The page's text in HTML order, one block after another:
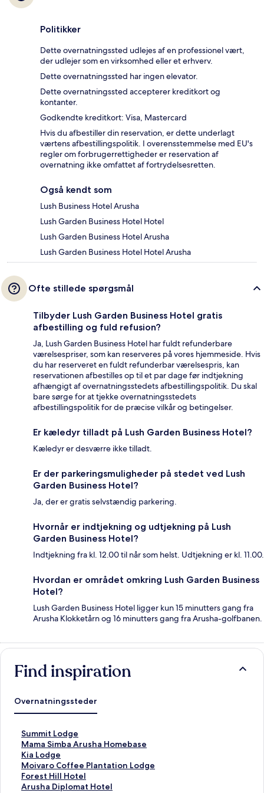
Politikker
Dette overnatningssted udlejes af en professionel vært,
der udlejer som en virksomhed eller et erhverv.
Dette overnatningssted har ingen elevator.
Dette overnatningssted accepterer kreditkort og
kontanter.
Godkendte kreditkort: Visa, Mastercard
Hvis du afbestiller din reservation, er dette underlagt
værtens afbestillingspolitik. I overensstemmelse med EU's
regler om forbrugerrettigheder er reservation af
overnatning ikke omfattet af fortrydelsesretten.
Også kendt som
Lush Business Hotel Arusha
Lush Garden Business Hotel Hotel
Lush Garden Business Hotel Arusha
Lush Garden Business Hotel Hotel Arusha
Ofte stillede spørgsmål
Tilbyder Lush Garden Business Hotel gratis
afbestilling og fuld refusion?
Ja, Lush Garden Business Hotel har fuldt refunderbare
værelsespriser, som kan reserveres på vores hjemmeside. Hvis
du har reserveret en fuldt refunderbar værelsespris, kan
reservationen afbestilles op til et par dage før indtjekning
afhængigt af overnatningsstedets afbestillingspolitik. Du skal
bare sørge for at tjekke overnatningsstedets
afbestillingspolitik for de præcise vilkår og betingelser.
Er kæledyr tilladt på Lush Garden Business Hotel?
Kæledyr er desværre ikke tilladt.
Er der parkeringsmuligheder på stedet ved Lush
Garden Business Hotel?
Ja, der er gratis selvstændig parkering.
Hvornår er indtjekning og udtjekning på Lush
Garden Business Hotel?
Indtjekning fra kl. 12.00 til når som helst. Udtjekning er kl. 11.00.
Hvordan er området omkring Lush Garden Business
Hotel?
Lush Garden Business Hotel ligger kun 15 minutters gang fra
Arusha Klokketårn og 16 minutters gang fra Arusha-golfbanen.
Find inspiration
Overnatningssteder
Summit Lodge
L
i
n
k
å
b
Mama Simba Arusha Homebase
L
i
n
k
å
Kia Lodge
L
i
n
k
Moivaro Coffee Plantation Lodge
L
i
n
Forest Hill Hotel
L
iArusha Diplomat Hotel
L